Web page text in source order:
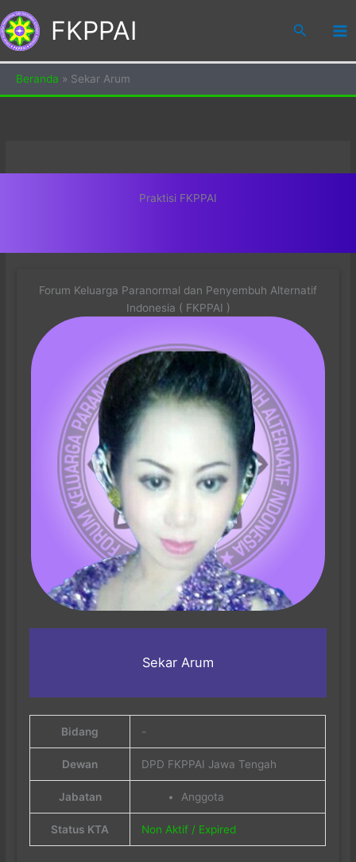
to
content
FKPPAI Search
Beranda » Sekar Arum
Praktisi FKPPAI
Forum Keluarga Paranormal dan Penyembuh Alternatif
Indonesia ( FKPPAI )
Sekar Arum
Bidang -
Dewan DPD FKPPAI Jawa Tengah
Jabatan Anggota
Status KTA Non Aktif / Expired